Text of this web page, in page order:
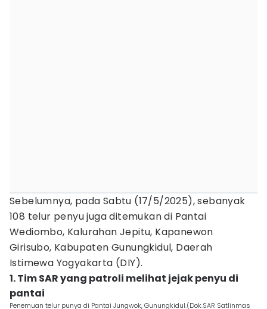
Sebelumnya, pada Sabtu (17/5/2025), sebanyak
108 telur penyu juga ditemukan di Pantai
Wediombo, Kalurahan Jepitu, Kapanewon
Girisubo, Kabupaten Gunungkidul, Daerah
Istimewa Yogyakarta (DIY).
1. Tim SAR yang patroli melihat jejak penyu di
pantai
Penemuan telur punya di Pantai Jungwok, Gunungkidul.(Dok.SAR Satlinmas